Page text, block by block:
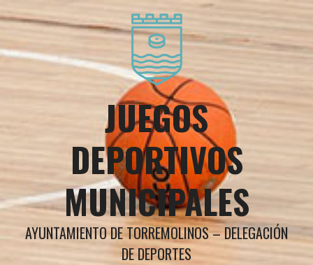
al
JUEGOS
DEPORTIVOS
MUNICIPALES
AYUNTAMIENTO DE TORREMOLINOS – DELEGACIÓN
DE DEPORTES